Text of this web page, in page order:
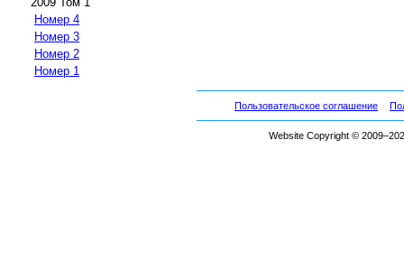
Номер 4
Номер 3
Номер 2
Номер 1
Пользовательское соглашение
Website Copyright ©